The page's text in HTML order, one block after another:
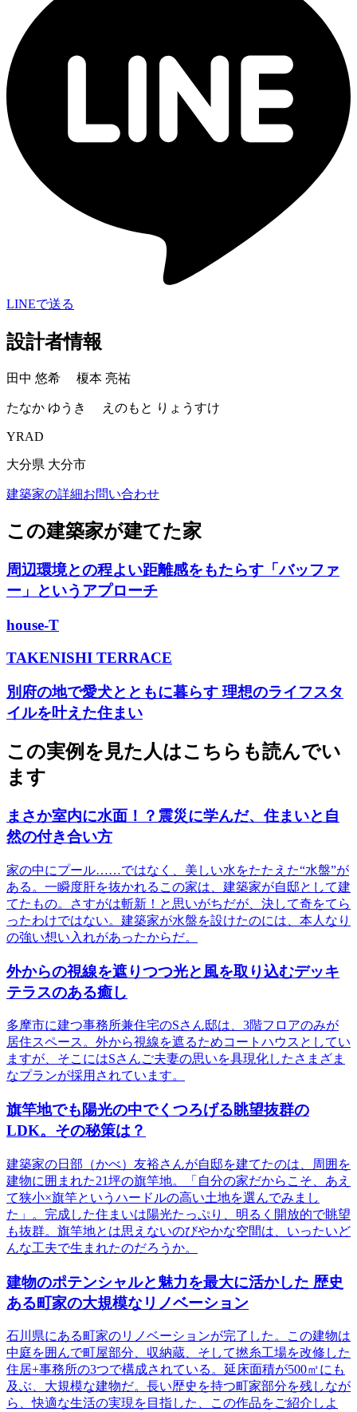
LINEで送る
設計者情報
田中 悠希 榎本 亮祐
たなか ゆうき えのもと りょうすけ
YRAD
大分県 大分市
建築家の詳細お問い合わせ
この建築家が建てた家
周辺環境との程よい距離感をもたらす「バッファ
ー」というアプローチ
house-T
TAKENISHI TERRACE
別府の地で愛犬とともに暮らす 理想のライフスタ
イルを叶えた住まい
この実例を見た人はこちらも読んでい
ます
まさか室内に水面！？震災に学んだ、住まいと自
然の付き合い方
家の中にプール……ではなく、美しい水をたたえた“水盤”が
ある。一瞬度肝を抜かれるこの家は、建築家が自邸として建
てたもの。さすがは斬新！と思いがちだが、決して奇をてら
ったわけではない。建築家が水盤を設けたのには、本人なり
の強い想い入れがあったからだ。
外からの視線を遮りつつ光と風を取り込むデッキ
テラスのある癒し
多摩市に建つ事務所兼住宅のSさん邸は、3階フロアのみが
居住スペース。外から視線を遮るためコートハウスとしてい
ますが、そこにはSさんご夫妻の思いを具現化したさまざま
なプランが採用されています。
旗竿地でも陽光の中でくつろげる眺望抜群の
LDK。その秘策は？
建築家の日部（かべ）友裕さんが自邸を建てたのは、周囲を
建物に囲まれた21坪の旗竿地。「自分の家だからこそ、あえ
て狭小×旗竿というハードルの高い土地を選んでみまし
た」。完成した住まいは陽光たっぷり、明るく開放的で眺望
も抜群。旗竿地とは思えないのびやかな空間は、いったいど
んな工夫で生まれたのだろうか。
建物のポテンシャルと魅力を最大に活かした 歴史
ある町家の大規模なリノベーション
石川県にある町家のリノベーションが完了した。この建物は
中庭を囲んで町屋部分、収納蔵、そして撚糸工場を改修した
住居+事務所の3つで構成されている。延床面積が500㎡にも
及ぶ、大規模な建物だ。長い歴史を持つ町家部分を残しなが
ら、快適な生活の実現を目指した、この作品をご紹介しよ